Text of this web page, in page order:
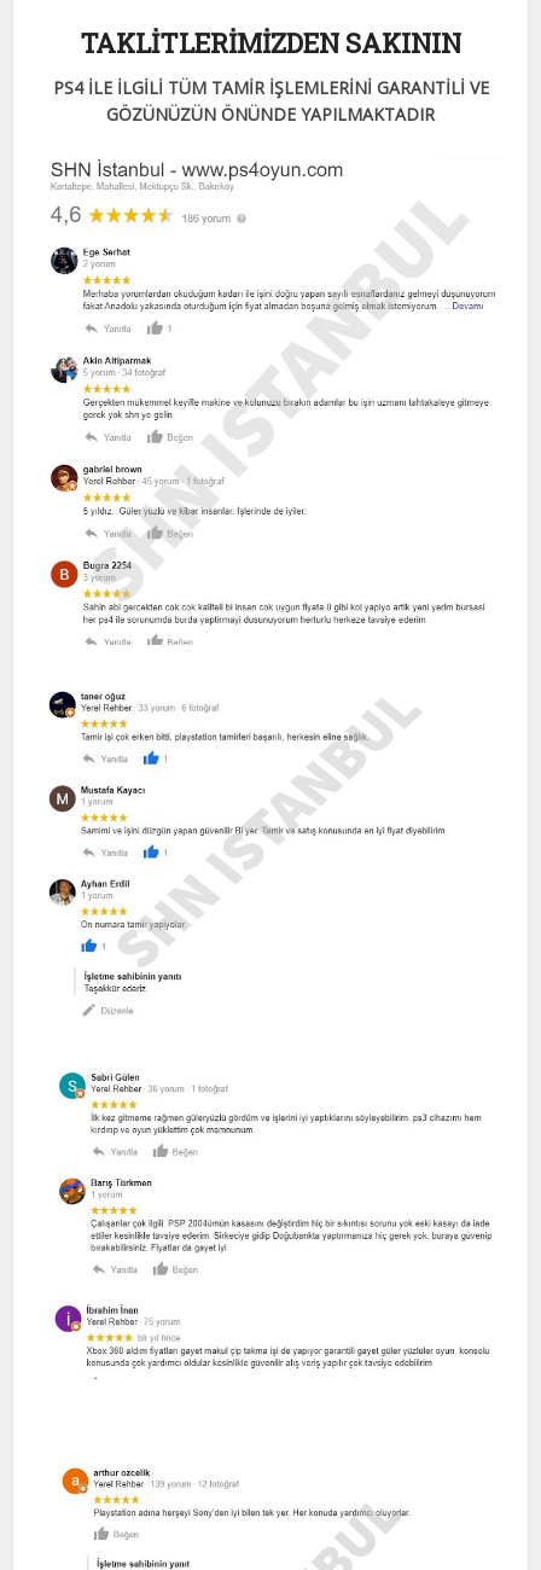
TAKLİTLERİMİZDEN SAKININ
PS4 İLE İLGİLİ TÜM TAMİR İŞLEMLERİNİ GARANTİLİ VE
GÖZÜNÜZÜN ÖNÜNDE YAPILMAKTADIR